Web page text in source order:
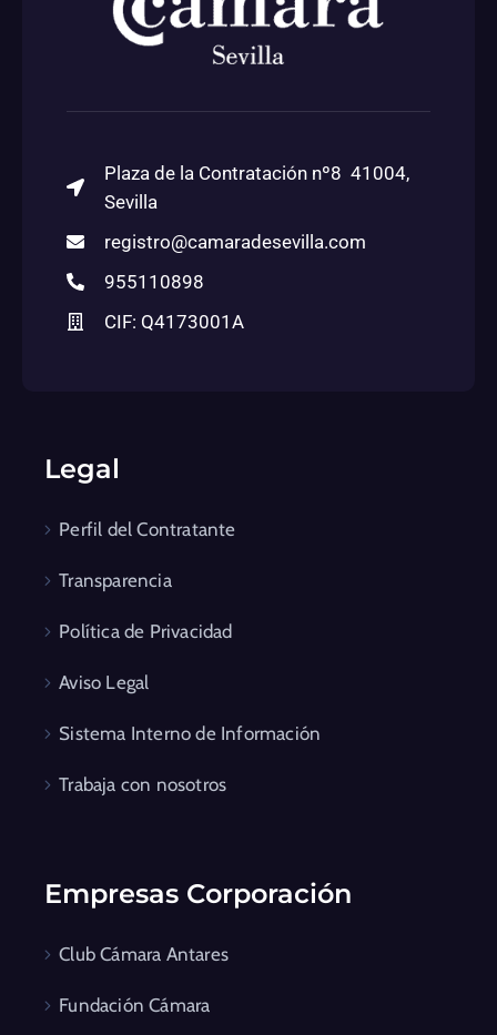
Plaza de la Contratación nº8 41004,
Sevilla
registro@camaradesevilla.com
955110898
CIF: Q4173001A
Legal
Perfil del Contratante
Transparencia
Política de Privacidad
Aviso Legal
Sistema Interno de Información
Trabaja con nosotros
Empresas Corporación
Club Cámara Antares
Fundación Cámara